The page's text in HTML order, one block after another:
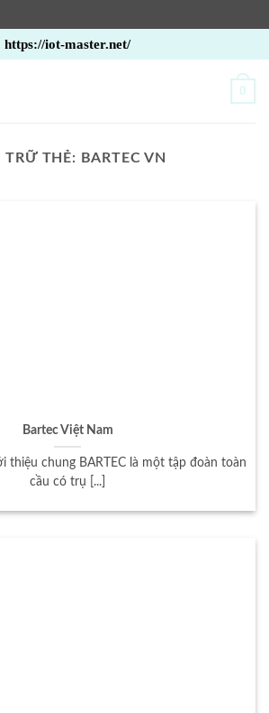
https://iot-master.net/
0
TRỮ THẺ: BARTEC VN
Bartec Việt Nam
thiệu chung BARTEC là một tập đoàn toàn
cầu có trụ [...]